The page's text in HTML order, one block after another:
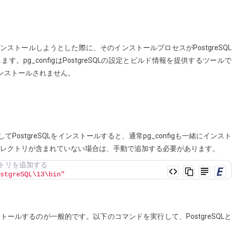
トールしようとした際に、そのインストールプロセスがPostgreSQL
す。pg_configはPostgreSQLの設定とビルド情報を提供するツールで
トールされません。
PostgreSQLをインストールすると、通常pg_configも一緒にインスト
トリが含まれていない場合は、手動で追加する必要があります。
リを追加する
ールするのが一般的です。以下のコマンドを実行して、PostgreSQLと